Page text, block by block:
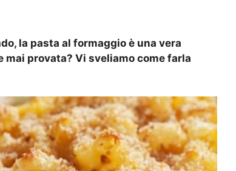
la pasta al formaggio è una vera
provata? Vi sveliamo come farla